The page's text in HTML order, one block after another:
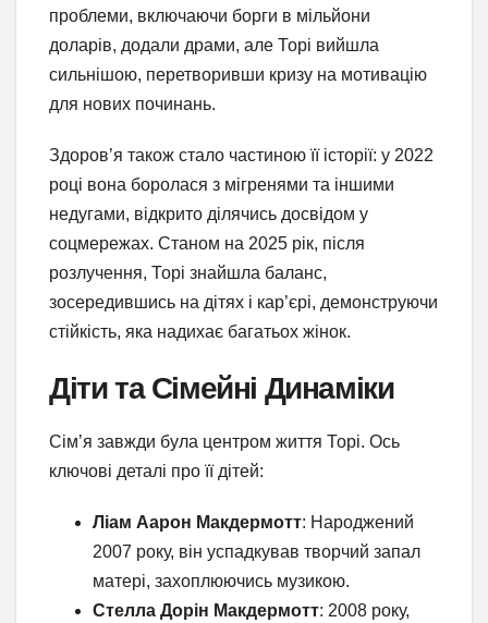
проблеми, включаючи борги в мільйони
доларів, додали драми, але Торі вийшла
сильнішою, перетворивши кризу на мотивацію
для нових починань.
Здоров’я також стало частиною її історії: у 2022
році вона боролася з мігренями та іншими
недугами, відкрито ділячись досвідом у
соцмережах. Станом на 2025 рік, після
розлучення, Торі знайшла баланс,
зосередившись на дітях і кар’єрі, демонструючи
стійкість, яка надихає багатьох жінок.
Діти та Сімейні Динаміки
Сім’я завжди була центром життя Торі. Ось
ключові деталі про її дітей:
Ліам Аарон Макдермотт: Народжений
2007 року, він успадкував творчий запал
матері, захоплюючись музикою.
Стелла Дорін Макдермотт: 2008 року,